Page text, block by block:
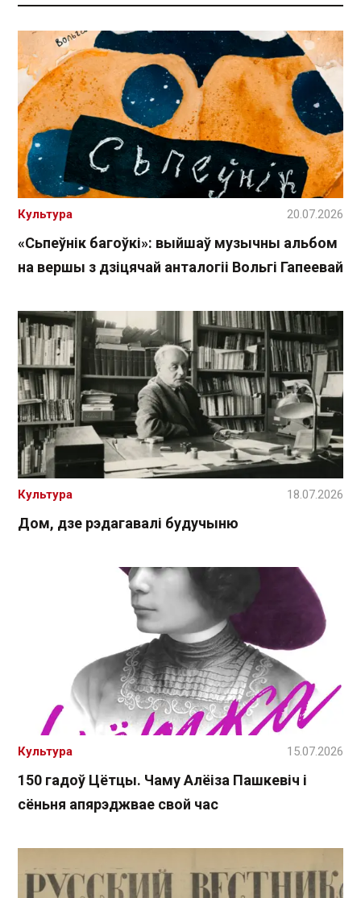
«Сьпеўнік багоўкі»: выйшаў музычны альбом
на вершы з дзіцячай анталогіі Вольгі Гапеевай
Культура 20.07.2026
Дом, дзе рэдагавалі будучыню
Культура 18.07.2026
150 гадоў Цётцы. Чаму Алёіза Пашкевіч і
сёньня апярэджвае свой час
Культура 15.07.2026